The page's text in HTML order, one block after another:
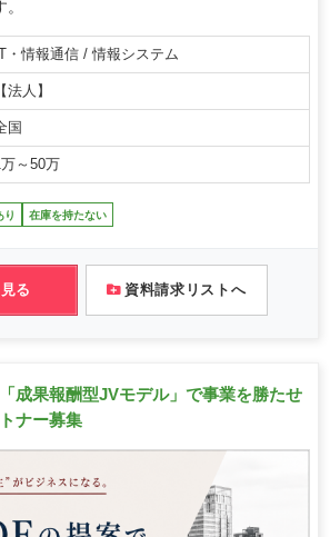
IT・情報通信 / 情報システム
【法人】
国
～50万
り 在庫を持たない
る 資料請求リストへ
成果報酬型JVモデル」で事業を勝たせ
ナー募集